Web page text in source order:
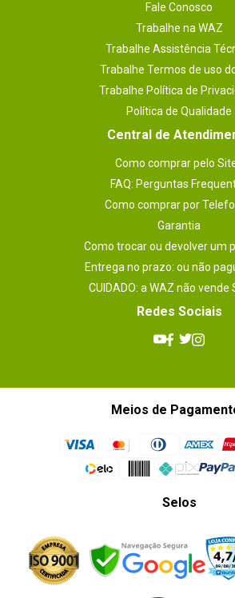
Fale Conosco
Trabalhe na WAZ
Trabalhe Assistência
Trabalhe Termos de uso
Trabalhe Política de
Política de Qualidade
Central de
Como comprar pelo
FAQ: Perguntas
Como comprar por
Garantia
Como trocar ou devolver um
Entrega no prazo: ou não
CUIDADO: a WAZ não vende
Redes Sociais
Meios de
Selos